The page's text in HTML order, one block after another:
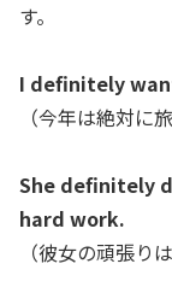
す。
I definitely
（今年は絶対に
She definitely
hard work.
（彼女の頑張り